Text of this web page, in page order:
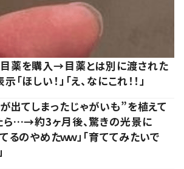
目薬を購入→目薬とは別に渡された
ほしい！」「え、なにこれ！！」
出てしまったじゃがいも”を植えて
ら…→約3ヶ月後、驚きの光景に
るのやめたｗｗ」「育ててみたいで